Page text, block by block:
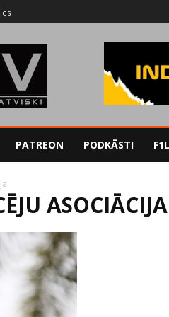
PATREON PODKĀSTI
ASOCIĀCIJA